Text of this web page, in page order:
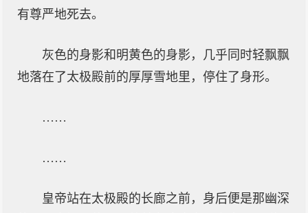
有尊严地死去。
灰色的身影和明黄色的身影，几乎同时轻飘飘
地落在了太极殿前的厚厚雪地里，停住了身形。
……
……
皇帝站在太极殿的长廊之前，身后便是那幽深